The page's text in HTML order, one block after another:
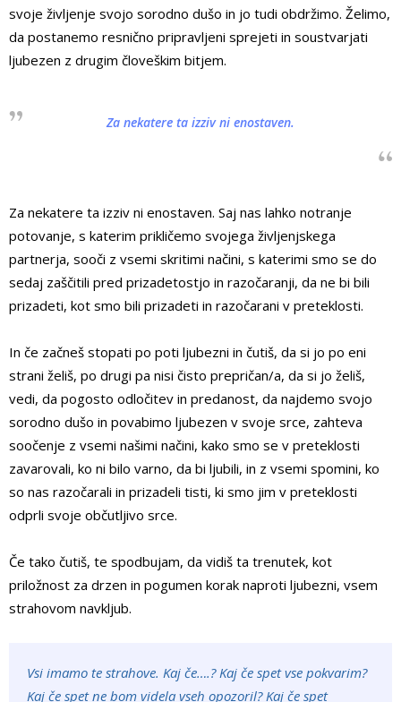
svoje življenje svojo sorodno dušo in jo tudi obdržimo. Želimo,
da postanemo resnično pripravljeni sprejeti in soustvarjati
ljubezen z drugim človeškim bitjem.
Za nekatere ta izziv ni enostaven.
Za nekatere ta izziv ni enostaven. Saj nas lahko notranje
potovanje, s katerim prikličemo svojega življenjskega
partnerja, sooči z vsemi skritimi načini, s katerimi smo se do
sedaj zaščitili pred prizadetostjo in razočaranji, da ne bi bili
prizadeti, kot smo bili prizadeti in razočarani v preteklosti.
In če začneš stopati po poti ljubezni in čutiš, da si jo po eni
strani želiš, po drugi pa nisi čisto prepričan/a, da si jo želiš,
vedi, da pogosto odločitev in predanost, da najdemo svojo
sorodno dušo in povabimo ljubezen v svoje srce, zahteva
soočenje z vsemi našimi načini, kako smo se v preteklosti
zavarovali, ko ni bilo varno, da bi ljubili, in z vsemi spomini, ko
so nas razočarali in prizadeli tisti, ki smo jim v preteklosti
odprli svoje občutljivo srce.
Če tako čutiš, te spodbujam, da vidiš ta trenutek, kot
priložnost za drzen in pogumen korak naproti ljubezni, vsem
strahovom navkljub.
Vsi imamo te strahove. Kaj če….? Kaj če spet vse pokvarim?
Kaj če spet ne bom videla vseh opozoril? Kaj če spet